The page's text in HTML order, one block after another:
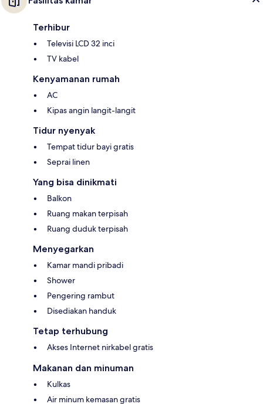
Terhibur
Televisi LCD 32 inci
TV kabel
Kenyamanan rumah
AC
Kipas angin langit-langit
Tidur nyenyak
Tempat tidur bayi gratis
Seprai linen
Yang bisa dinikmati
Balkon
Ruang makan terpisah
Ruang duduk terpisah
Menyegarkan
Kamar mandi pribadi
Shower
Pengering rambut
Disediakan handuk
Tetap terhubung
Akses Internet nirkabel gratis
Makanan dan minuman
Kulkas
Air minum kemasan gratis